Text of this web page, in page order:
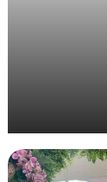
INRIA